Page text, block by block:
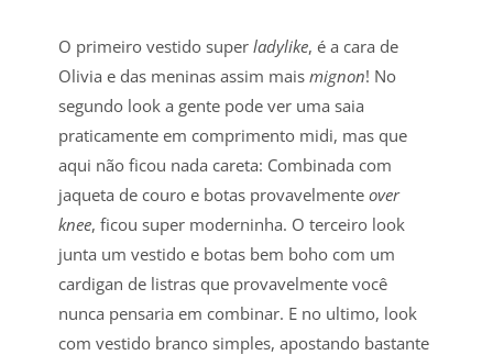
O primeiro vestido super ladylike, é a cara de
Olivia e das meninas assim mais mignon! No
segundo look a gente pode ver uma saia
praticamente em comprimento midi, mas que
aqui não ficou nada careta: Combinada com
jaqueta de couro e botas provavelmente over
knee, ficou super moderninha. O terceiro look
junta um vestido e botas bem boho com um
cardigan de listras que provavelmente você
nunca pensaria em combinar. E no ultimo, look
com vestido branco simples, apostando bastante